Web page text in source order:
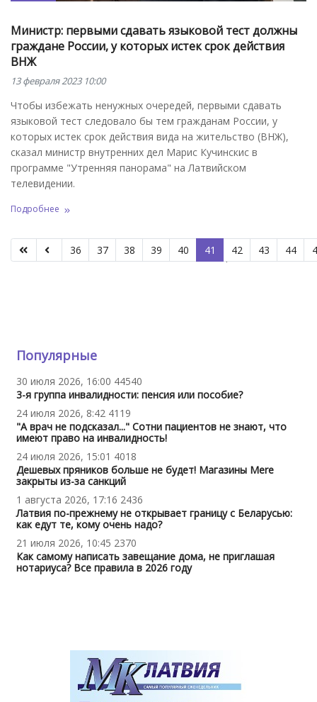
Министр: первыми сдавать языковой тест должны
граждане России, у которых истек срок действия
ВНЖ
13 февраля 2023 10:00
Чтобы избежать ненужных очередей, первыми сдавать
языковой тест следовало бы тем гражданам России, у
которых истек срок действия вида на жительство (ВНЖ),
сказал министр внутренних дел Марис Кучинскис в
программе "Утренняя панорама" на Латвийском
телевидении.
Подробнее
Страница 41 из 66
36 37 38 39 40 41 42 43 44
Популярные
30 июля 2026, 16:00 44540
3-я группа инвалидности: пенсия или пособие?
24 июля 2026, 8:42 4119
"А врач не подсказал..." Сотни пациентов не знают, что
имеют право на инвалидность!
24 июля 2026, 15:01 4018
Дешевых пряников больше не будет! Магазины Mere
закрыты из-за санкций
1 августа 2026, 17:16 2436
Латвия по-прежнему не открывает границу с Беларусью:
как едут те, кому очень надо?
21 июля 2026, 10:45 2370
Как самому написать завещание дома, не приглашая
нотариуса? Все правила в 2026 году